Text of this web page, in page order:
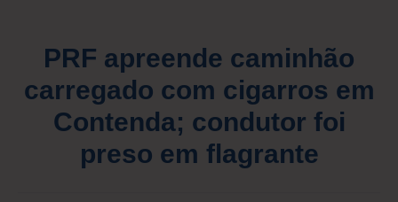
PRF apreende caminhão
carregado com cigarros em
Contenda; condutor foi
preso em flagrante